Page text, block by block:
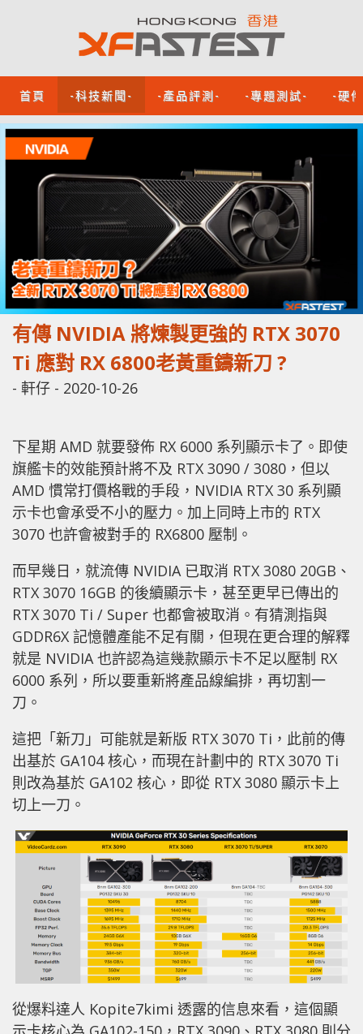
首頁 -科技新聞- -產品評測- -專題測試- -硬
有傳 NVIDIA 將煉製更強的 RTX 3070
Ti 應對 RX 6800老黃重鑄新刀 ?
- 軒仔 - 2020-10-26
下星期 AMD 就要發佈 RX 6000 系列顯示卡了。即使
旗艦卡的效能預計將不及 RTX 3090 / 3080，但以
AMD 慣常打價格戰的手段，NVIDIA RTX 30 系列顯
示卡也會承受不小的壓力。加上同時上市的 RTX
3070 也許會被對手的 RX6800 壓制。
而早幾日，就流傳 NVIDIA 已取消 RTX 3080 20GB、
RTX 3070 16GB 的後續顯示卡，甚至更早已傳出的
RTX 3070 Ti / Super 也都會被取消。有猜測指與
GDDR6X 記憶體產能不足有關，但現在更合理的解釋
就是 NVIDIA 也許認為這幾款顯示卡不足以壓制 RX
6000 系列，所以要重新將產品線編排，再切割一
刀。
這把「新刀」可能就是新版 RTX 3070 Ti，此前的傳
出基於 GA104 核心，而現在計劃中的 RTX 3070 Ti
則改為基於 GA102 核心，即從 RTX 3080 顯示卡上
切上一刀。
從爆料達人 Kopite7kimi 透露的信息來看，這個顯